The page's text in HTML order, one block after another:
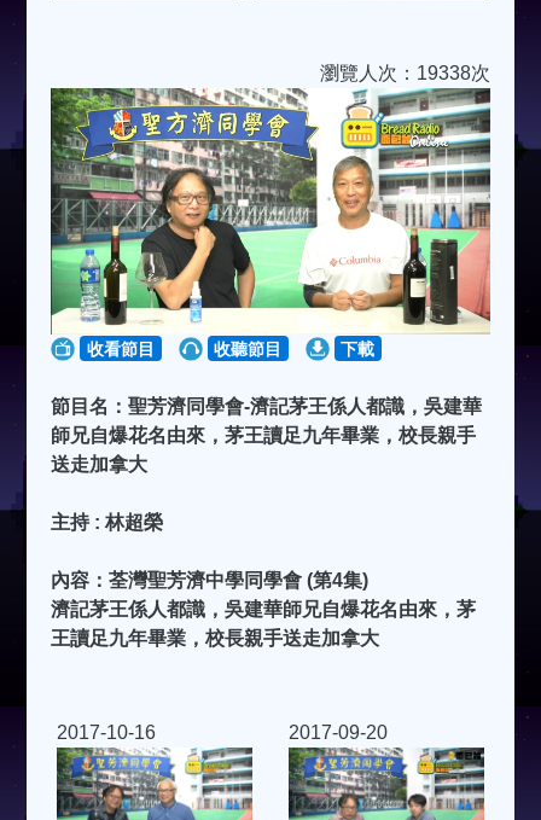
瀏覽人次：19338次
收看節目 收聽節目 下載
節目名：聖芳濟同學會-濟記茅王係人都識，吳建華
師兄自爆花名由來，茅王讀足九年畢業，校長親手
送走加拿大
主持 : 林超榮
內容：荃灣聖芳濟中學同學會 (第4集)
濟記茅王係人都識，吳建華師兄自爆花名由來，茅
王讀足九年畢業，校長親手送走加拿大
2017-10-16 2017-09-20